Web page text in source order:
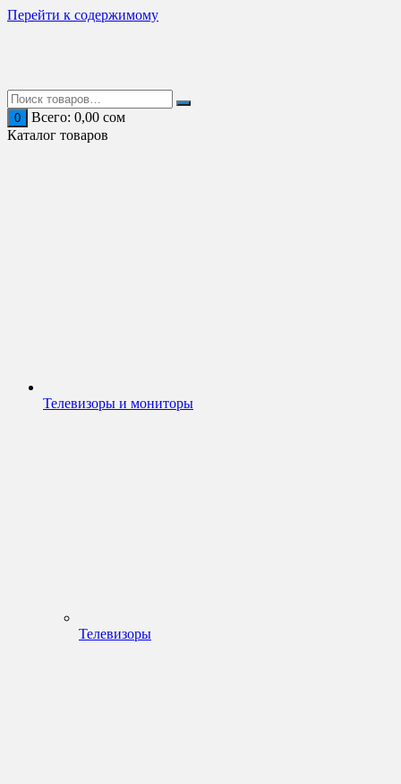
Перейти к содержимому
0 Всего: 0,00 сом
Каталог товаров
Телевизоры и мониторы
Телевизоры